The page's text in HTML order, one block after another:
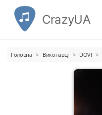
CrazyUA
Головна Виконавці DOVI